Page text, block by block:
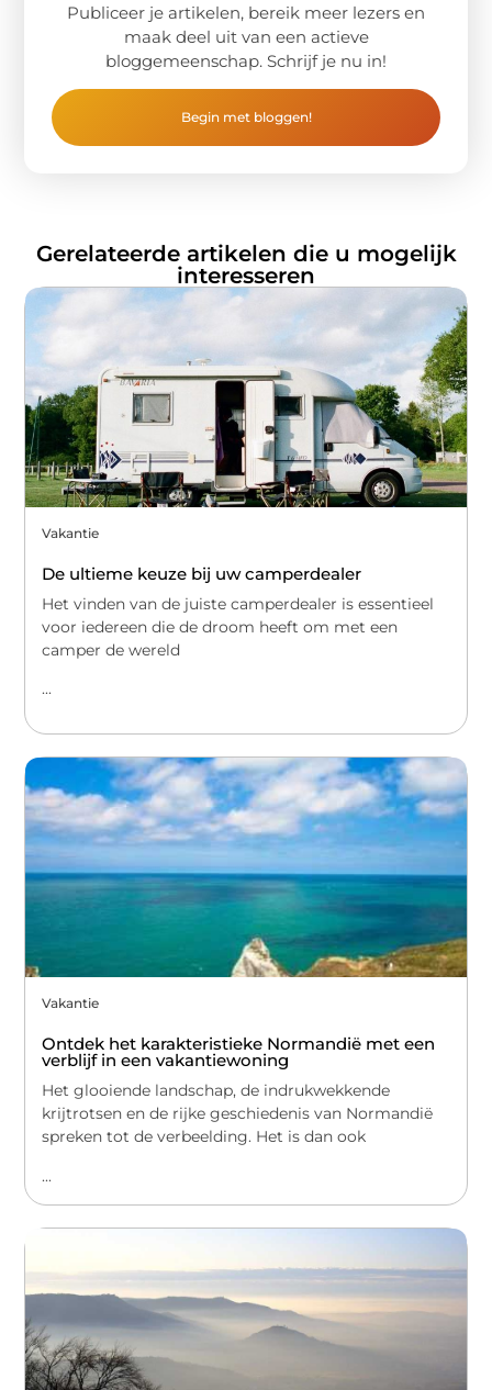
Publiceer je artikelen, bereik meer lezers en
maak deel uit van een actieve
bloggemeenschap. Schrijf je nu in!
Begin met bloggen!
Gerelateerde artikelen die u mogelijk
interesseren
Vakantie
De ultieme keuze bij uw camperdealer
Het vinden van de juiste camperdealer is essentieel
voor iedereen die de droom heeft om met een
camper de wereld
...
Vakantie
Ontdek het karakteristieke Normandië met een
verblijf in een vakantiewoning
Het glooiende landschap, de indrukwekkende
krijtrotsen en de rijke geschiedenis van Normandië
spreken tot de verbeelding. Het is dan ook
...